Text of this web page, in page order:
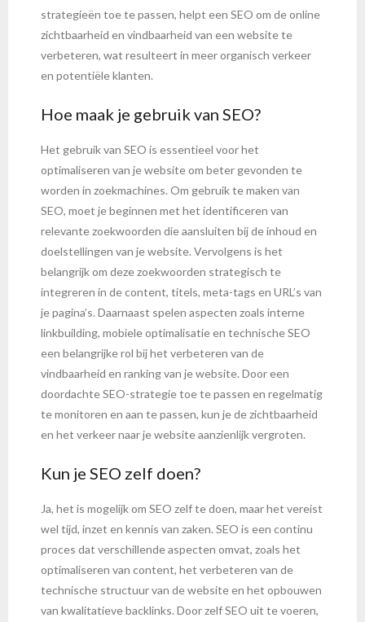
strategieën toe te passen, helpt een SEO om de online
zichtbaarheid en vindbaarheid van een website te
verbeteren, wat resulteert in meer organisch verkeer
en potentiële klanten.
Hoe maak je gebruik van SEO?
Het gebruik van SEO is essentieel voor het
optimaliseren van je website om beter gevonden te
worden in zoekmachines. Om gebruik te maken van
SEO, moet je beginnen met het identificeren van
relevante zoekwoorden die aansluiten bij de inhoud en
doelstellingen van je website. Vervolgens is het
belangrijk om deze zoekwoorden strategisch te
integreren in de content, titels, meta-tags en URL’s van
je pagina’s. Daarnaast spelen aspecten zoals interne
linkbuilding, mobiele optimalisatie en technische SEO
een belangrijke rol bij het verbeteren van de
vindbaarheid en ranking van je website. Door een
doordachte SEO-strategie toe te passen en regelmatig
te monitoren en aan te passen, kun je de zichtbaarheid
en het verkeer naar je website aanzienlijk vergroten.
Kun je SEO zelf doen?
Ja, het is mogelijk om SEO zelf te doen, maar het vereist
wel tijd, inzet en kennis van zaken. SEO is een continu
proces dat verschillende aspecten omvat, zoals het
optimaliseren van content, het verbeteren van de
technische structuur van de website en het opbouwen
van kwalitatieve backlinks. Door zelf SEO uit te voeren,